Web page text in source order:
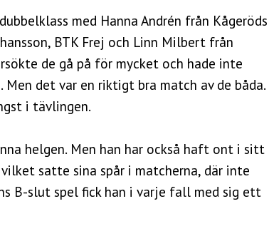
med Hanna Andrén från Kågeröds
BTK Frej och Linn Milbert från
de gå på för mycket och hade inte
det var en riktigt bra match av de båda.
i tävlingen.
helgen. Men han har också haft ont i sitt
satte sina spår i matcherna, där inte
B-slut spel fick han i varje fall med sig ett